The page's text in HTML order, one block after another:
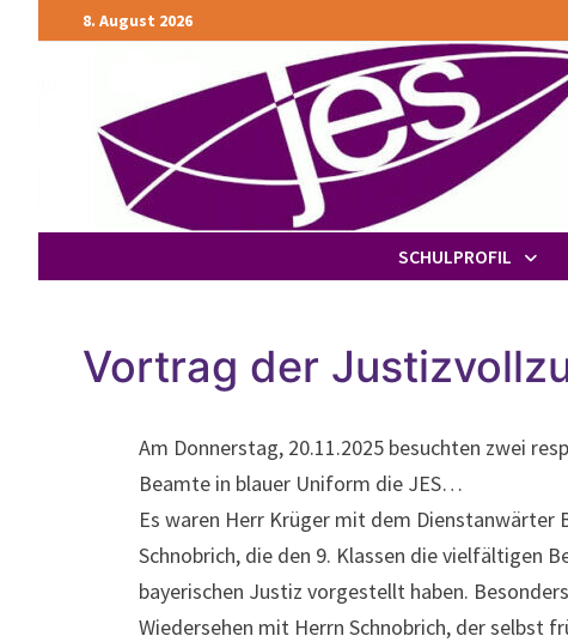
Zurück
zum
8. August 2026
SCHULPROFIL
Vortrag der
Am Donnerstag, 20.11.2025 besuchten zwei
Beamte in blauer Uniform die JES…
Es waren Herr Krüger mit dem Dienstanwärter
Schnobrich, die den 9. Klassen die vielfältigen
bayerischen Justiz vorgestellt haben.
Wiedersehen mit Herrn Schnobrich, der selbst